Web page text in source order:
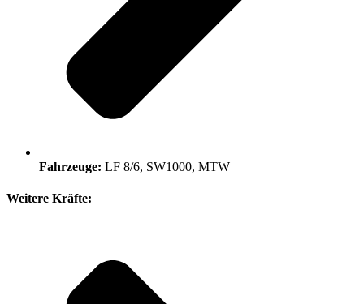
Fahrzeuge: LF 8/6, SW1000, MTW
Weitere Kräfte: